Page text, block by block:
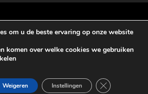
van Sinderen
van Sinderen. St.Annaparochie
om u de beste ervaring op onze website
komen over welke cookies we gebruiken
Weigeren Instellingen Sluit AVG/